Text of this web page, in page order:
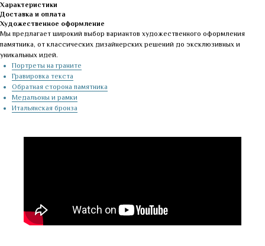
Характеристики
Доставка и оплата
Художественное оформление
Мы предлагает широкий выбор вариантов художественного оформления
памятника, от классических дизайнерских решений до эксклюзивных и
уникальных идей.
Портреты на граните
Гравировка текста
Обратная сторона памятника
Медальоны и рамки
Итальянская бронза